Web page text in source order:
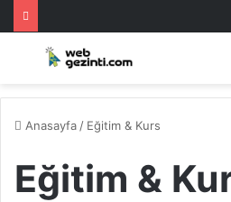
Anasayfa / Eğitim & Kurs
Eğitim &